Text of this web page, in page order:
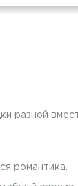
разной
романтика.